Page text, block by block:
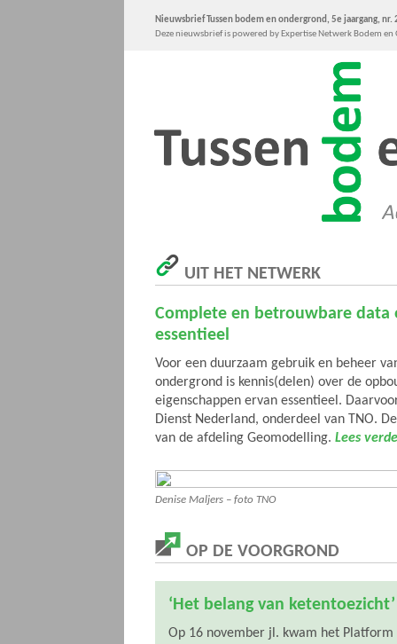
Nieuwsbrief Tussen bodem en ondergrond, 5e jaargang,
Deze nieuwsbrief is powered by Expertise Netwerk Bodem
UIT HET NETWERK
Complete en betrouwbare data
essentieel
Voor een duurzaam gebruik en beheer
ondergrond is kennis(delen) over de
eigenschappen ervan essentieel.
Dienst Nederland, onderdeel van TNO.
van de afdeling Geomodelling. Lees
Denise Maljers – foto TNO
OP DE VOORGROND
‘Het belang van ketentoezicht’
Op 16 november jl. kwam het Platform